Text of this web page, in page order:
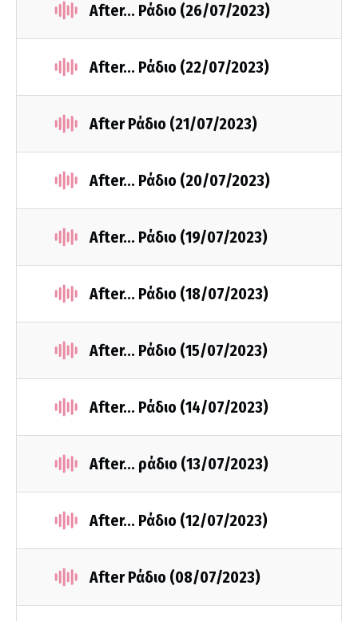
After... Ράδιο (26/07/2023)
After... Ράδιο (22/07/2023)
After Ράδιο (21/07/2023)
After... Ράδιο (20/07/2023)
After... Ράδιο (19/07/2023)
After... Ράδιο (18/07/2023)
After... Ράδιο (15/07/2023)
After... Ράδιο (14/07/2023)
After... ράδιο (13/07/2023)
After... Ράδιο (12/07/2023)
After Ράδιο (08/07/2023)